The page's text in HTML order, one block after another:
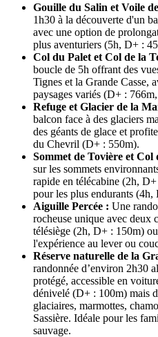
Gouille du Salin et Voile
1h30 à la découverte d'un
avec une option de
plus aventuriers (5h, D+ :
Col du Palet et Col de la
boucle de 5h offrant des
Tignes et la Grande Casse,
paysages variés (D+ :
Refuge et Glacier de la
balcon face à des glaciers
des géants de glace et
du Chevril (D+ : 550m).
Sommet de Tovière et Col
sur les sommets
rapide en télécabine (2h,
pour les plus endurants
Aiguille Percée : Une
rocheuse unique avec deux
télésiège (2h, D+ : 150m)
l'expérience au lever ou
Réserve naturelle de la
randonnée d’environ 2h30
protégé, accessible en
dénivelé (D+ : 100m) mais
glaciaires, marmottes,
Sassière. Idéale pour les
sauvage.